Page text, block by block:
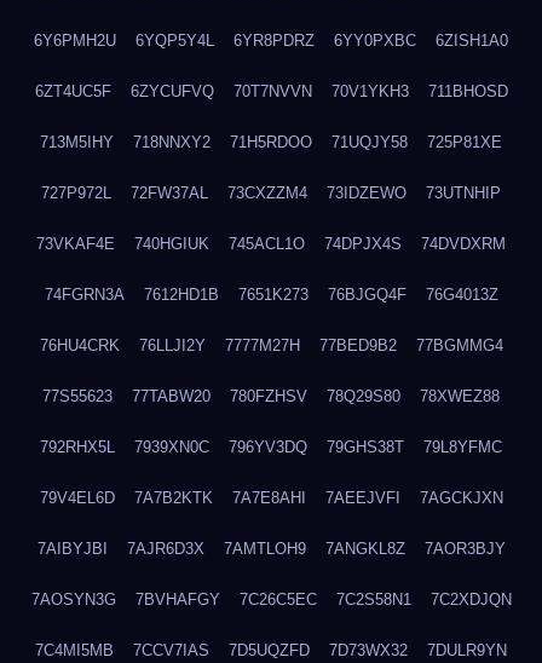
6Y6PMH2U 6YQP5Y4L 6YR8PDRZ 6YY0PXBC 6ZISH1A0
6ZT4UC5F 6ZYCUFVQ 70T7NVVN 70V1YKH3 711BHOSD
713M5IHY 718NNXY2 71H5RDOO 71UQJY58 725P81XE
727P972L 72FW37AL 73CXZZM4 73IDZEWO 73UTNHIP
73VKAF4E 740HGIUK 745ACL1O 74DPJX4S 74DVDXRM
74FGRN3A 7612HD1B 7651K273 76BJGQ4F 76G4013Z
76HU4CRK 76LLJI2Y 7777M27H 77BED9B2 77BGMMG4
77S55623 77TABW20 780FZHSV 78Q29S80 78XWEZ88
792RHX5L 7939XN0C 796YV3DQ 79GHS38T 79L8YFMC
79V4EL6D 7A7B2KTK 7A7E8AHI 7AEEJVFI 7AGCKJXN
7AIBYJBI 7AJR6D3X 7AMTLOH9 7ANGKL8Z 7AOR3BJY
7AOSYN3G 7BVHAFGY 7C26C5EC 7C2S58N1 7C2XDJQN
7C4MI5MB 7CCV7IAS 7D5UQZFD 7D73WX32 7DULR9YN